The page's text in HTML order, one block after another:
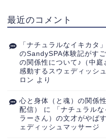
最近のコメント
「ナチュラルなイキカタ
のSandySPA体験記がすご
の関係性について♪（中
感動するスウェディッシ
ロン より
心と身体（と魂）の関係
配信）
に
「ナチュラル
ラーさん）の文才がやば
ェディッシュマッサージ